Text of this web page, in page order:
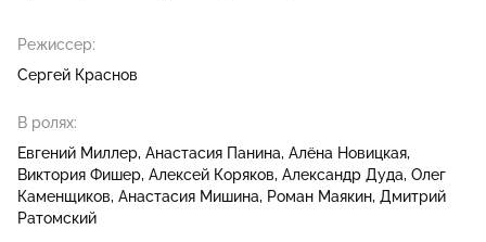
Режиссер:
Сергей Краснов
В ролях:
Евгений Миллер Анастасия Панина Алёна Новицкая
Виктория Фишер Алексей Коряков Александр Дуда Олег
Каменщиков Анастасия Мишина Роман Маякин Дмитрий
Ратомский